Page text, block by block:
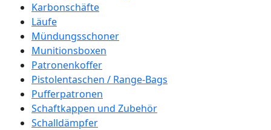
Karbonschäfte
Läufe
Mündungsschoner
Munitionsboxen
Patronenkoffer
Pistolentaschen / Range-Bags
Pufferpatronen
Schaftkappen und Zubehör
Schalldämpfer